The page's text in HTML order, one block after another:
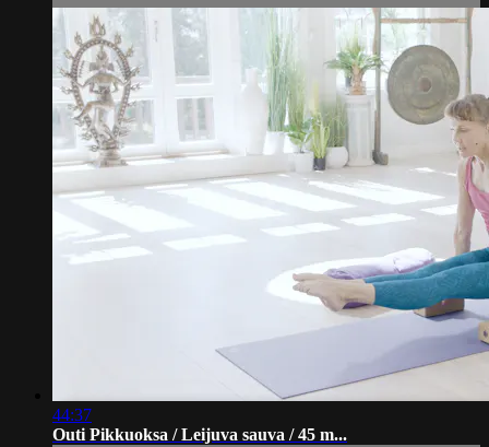
44:37
Outi Pikkuoksa / Leijuva sauva / 45 m...